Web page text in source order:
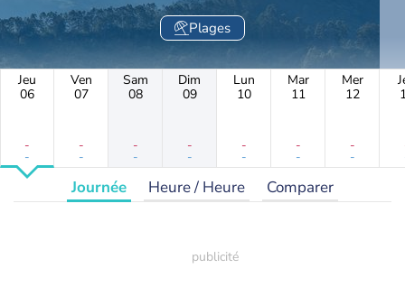
Plages
Jeu
06
-
-
Ven
07
-
-
Sam
08
-
-
Dim
09
-
-
Lun
10
-
-
Mar
11
-
-
Mer
12
-
-
Journée Heure / Heure Comparer